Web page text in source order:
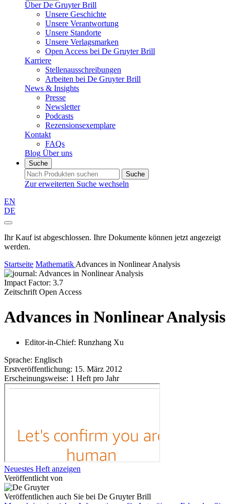
Über De Gruyter Brill
Unsere Geschichte
Unsere Verantwortung
Unsere Standorte
Unsere Verlagsmarken
Open Access bei De Gruyter Brill
Karriere
Stellenausschreibungen
Arbeiten bei De Gruyter Brill
News & Insights
Presse
Newsletter
Podcasts
Rezensionsexemplare
Kontakt
FAQs
Blog Über uns
Suche
Suche
Zur erweiterten Suche wechseln
EN
DE
Ihr Kauf ist abgeschlossen. Ihre Dokumente können jetzt angezeigt
werden.
Startseite Mathematik Advances in Nonlinear Analysis
Impact Factor: 3.7
Zeitschrift Open Access
Advances in Nonlinear Analysis
Editor-in-Chief: Runzhang Xu
Sprache: Englisch
Erstveröffentlichung: 15. März 2012
Erscheinungsweise: 1 Heft pro Jahr
Neuestes Heft anzeigen
Veröffentlicht von
Veröffentlichen auch Sie bei De Gruyter Brill